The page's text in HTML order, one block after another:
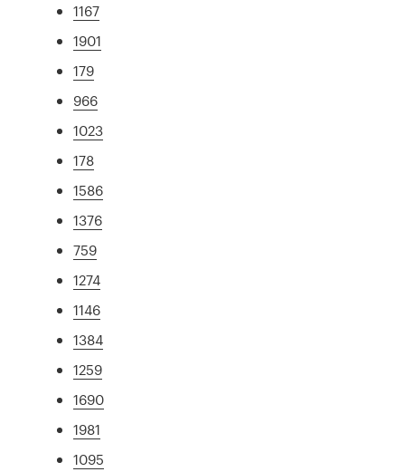
1167
1901
179
966
1023
178
1586
1376
759
1274
1146
1384
1259
1690
1981
1095